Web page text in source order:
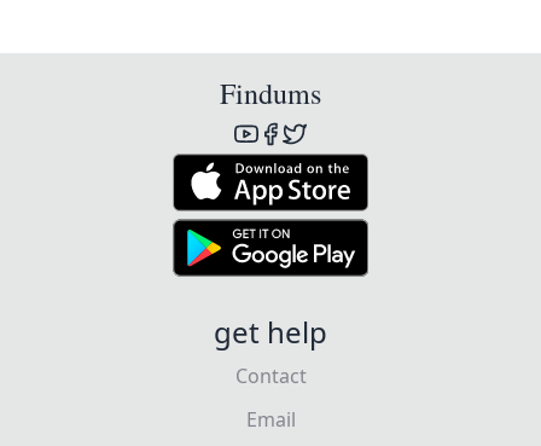
Findums
get help
Contact
Email